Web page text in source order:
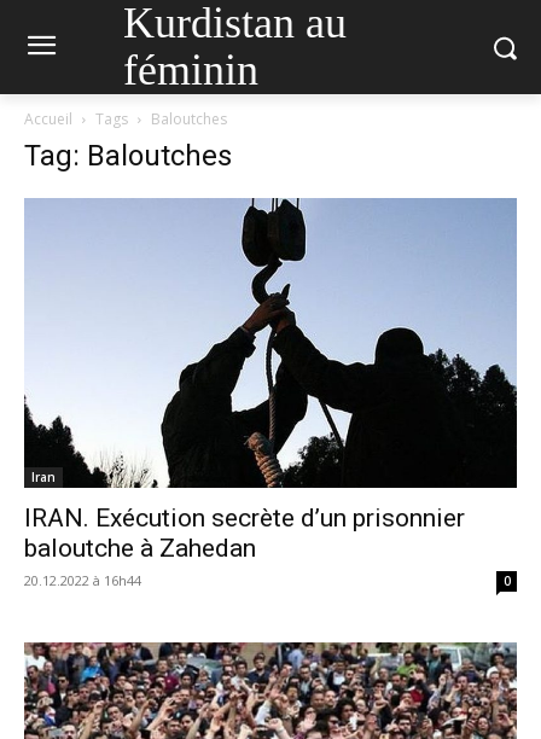
Kurdistan au
féminin
Accueil Tags Baloutches
Tag: Baloutches
Iran
IRAN. Exécution secrète d’un prisonnier
baloutche à Zahedan
20.12.2022 à 16h44 0